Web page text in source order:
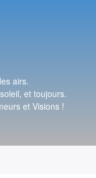
airs.
et toujours.
et Visions !